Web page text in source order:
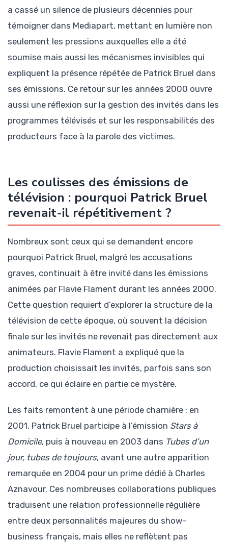
a cassé un silence de plusieurs décennies pour
témoigner dans Mediapart, mettant en lumière non
seulement les pressions auxquelles elle a été
soumise mais aussi les mécanismes invisibles qui
expliquent la présence répétée de Patrick Bruel dans
ses émissions. Ce retour sur les années 2000 ouvre
aussi une réflexion sur la gestion des invités dans les
programmes télévisés et sur les responsabilités des
producteurs face à la parole des victimes.
Les coulisses des émissions de
télévision : pourquoi Patrick Bruel
revenait-il répétitivement ?
Nombreux sont ceux qui se demandent encore
pourquoi Patrick Bruel, malgré les accusations
graves, continuait à être invité dans les émissions
animées par Flavie Flament durant les années 2000.
Cette question requiert d’explorer la structure de la
télévision de cette époque, où souvent la décision
finale sur les invités ne revenait pas directement aux
animateurs. Flavie Flament a expliqué que la
production choisissait les invités, parfois sans son
accord, ce qui éclaire en partie ce mystère.
Les faits remontent à une période charnière : en
2001, Patrick Bruel participe à l’émission Stars à
Domicile, puis à nouveau en 2003 dans Tubes d’un
jour, tubes de toujours, avant une autre apparition
remarquée en 2004 pour un prime dédié à Charles
Aznavour. Ces nombreuses collaborations publiques
traduisent une relation professionnelle régulière
entre deux personnalités majeures du show-
business français, mais elles ne reflètent pas